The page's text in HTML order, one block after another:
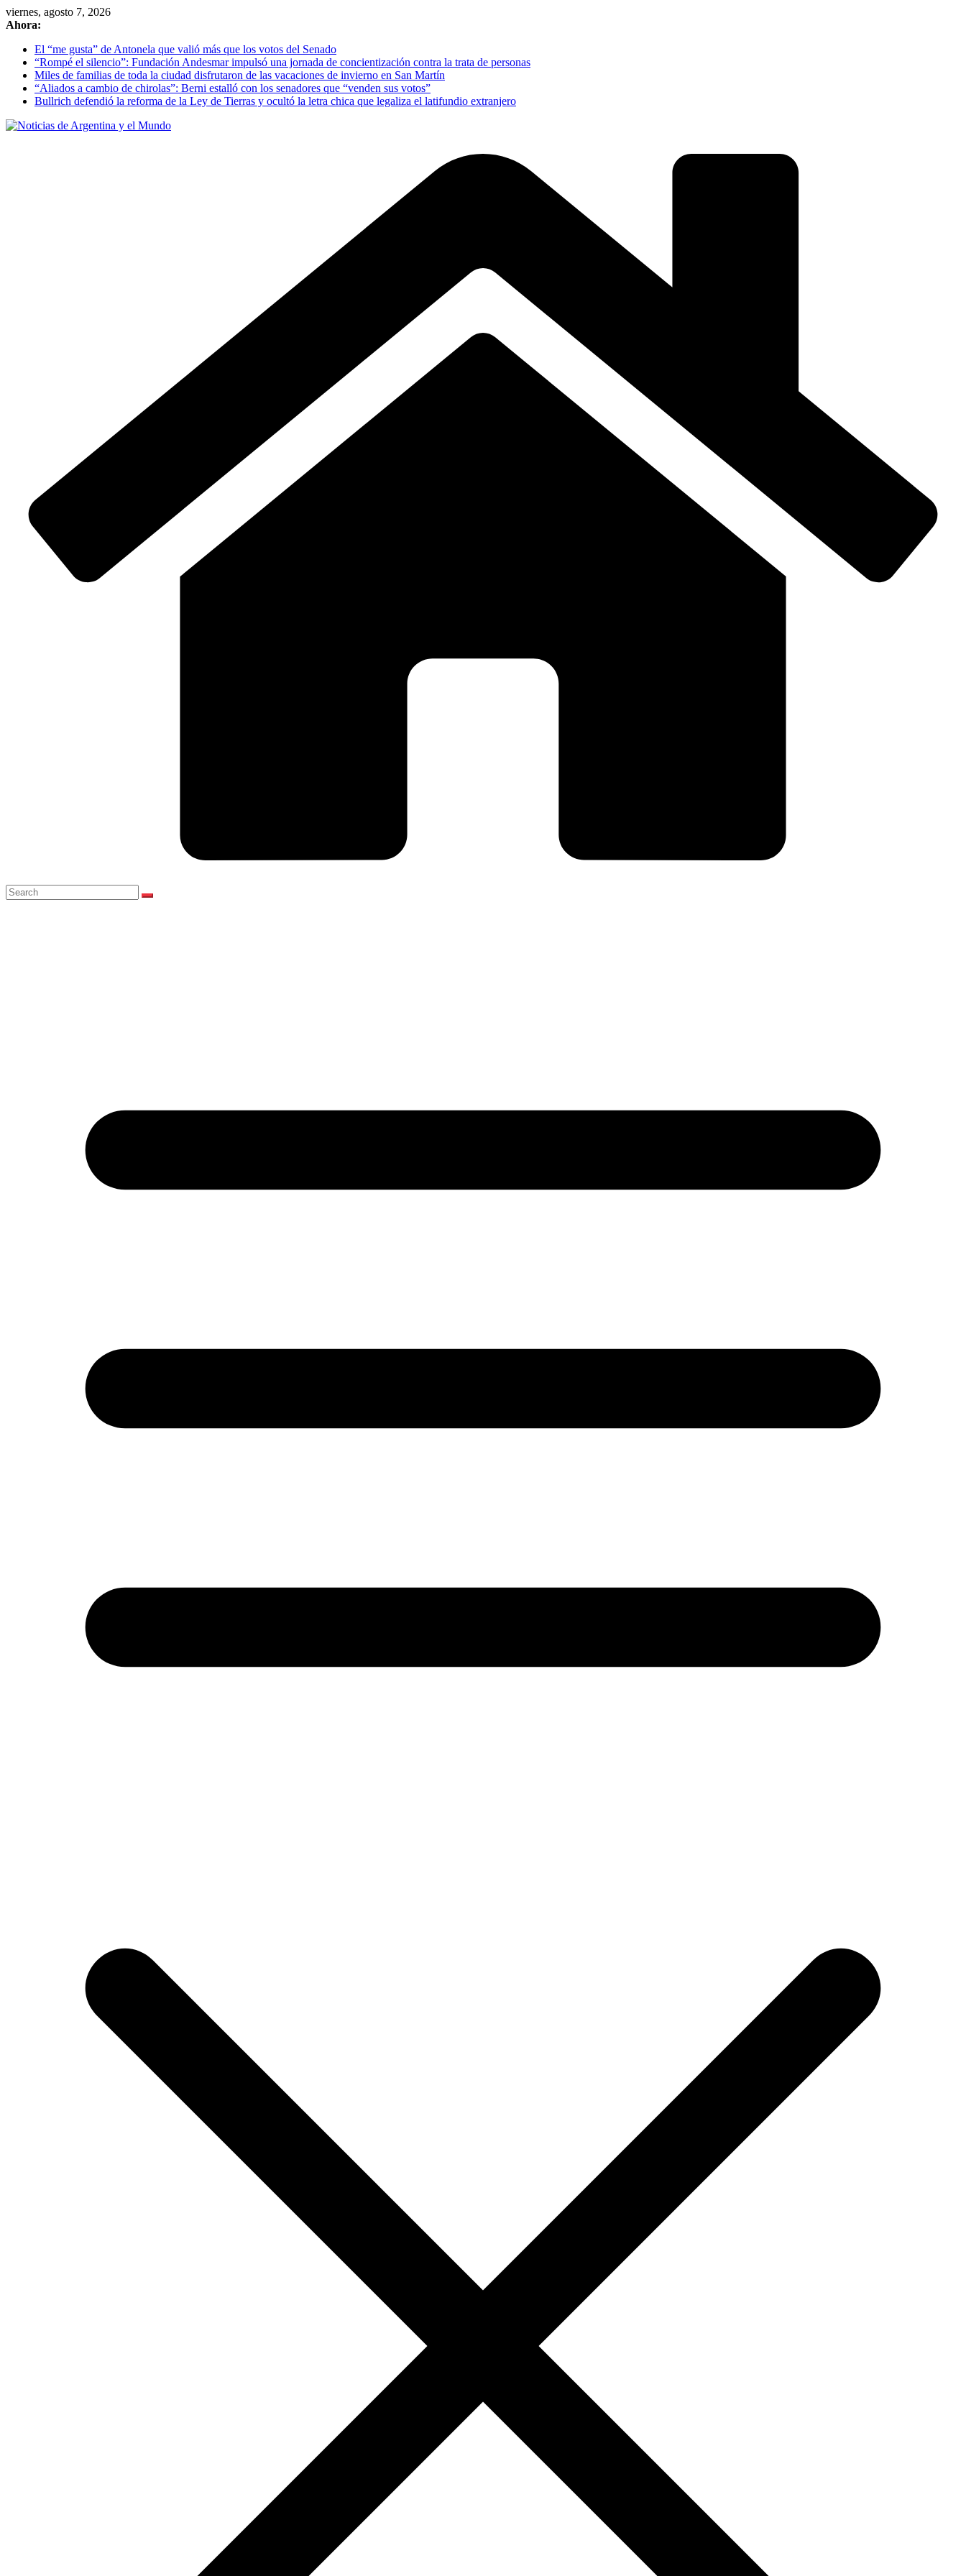
Skip
to
viernes, agosto 7, 2026
Ahora:
El “me gusta” de Antonela que valió más que los votos del Senado
“Rompé el silencio”: Fundación Andesmar impulsó una jornada de concientización contra la trata de personas
Miles de familias de toda la ciudad disfrutaron de las vacaciones de invierno en San Martín
“Aliados a cambio de chirolas”: Berni estalló con los senadores que “venden sus votos”
Bullrich defendió la reforma de la Ley de Tierras y ocultó la letra chica que legaliza el latifundio extranjero